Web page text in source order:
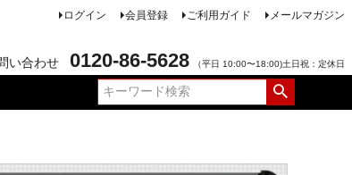
ログイン 会員登録 ご利用ガイド メールマガジン
い合わせ 0120-86-5628 （平日 10:00〜18:00)土日祝：定休日